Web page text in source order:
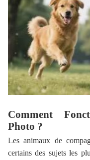
Comment
Photo ?
Les animaux de
certains des sujets les